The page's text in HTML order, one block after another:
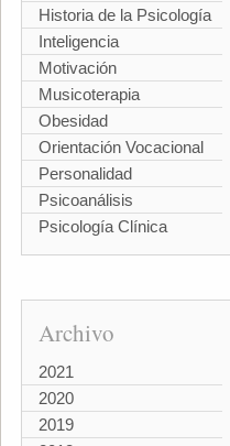
Historia de la Psicología
Inteligencia
Motivación
Musicoterapia
Obesidad
Orientación Vocacional
Personalidad
Psicoanálisis
Psicología Clínica
Archivo
2021
2020
2019